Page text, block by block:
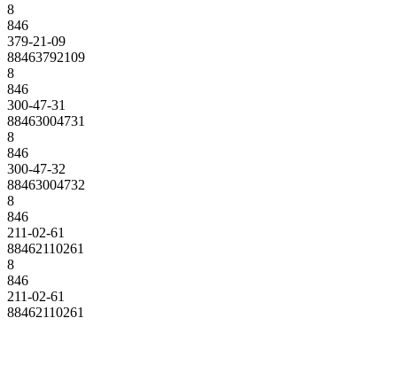
8
846
379-21-09
88463792109
8
846
300-47-31
88463004731
8
846
300-47-32
88463004732
8
846
211-02-61
88462110261
8
846
211-02-61
88462110261